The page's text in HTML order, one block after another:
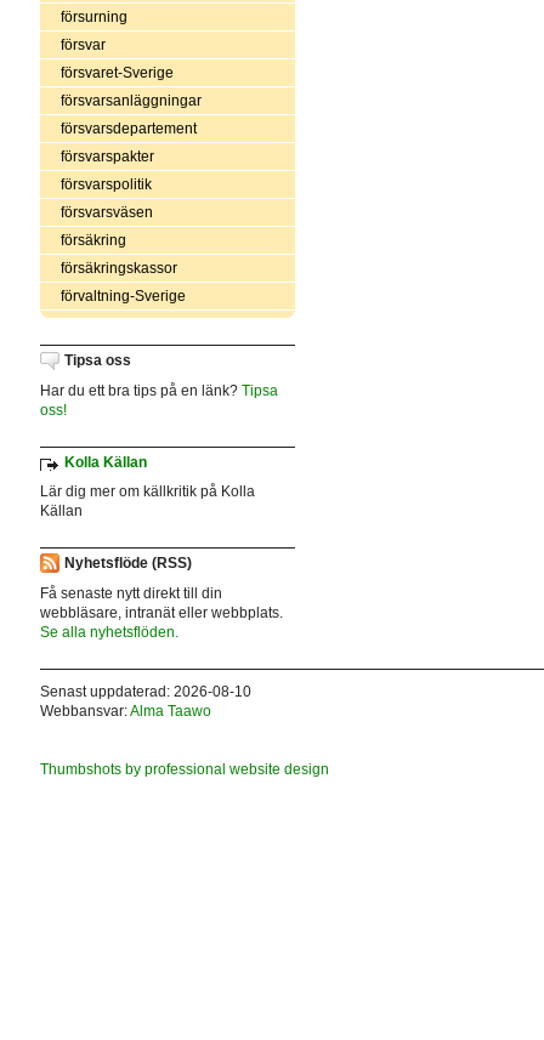
försurning
försvar
försvaret-Sverige
försvarsanläggningar
försvarsdepartement
försvarspakter
försvarspolitik
försvarsväsen
försäkring
försäkringskassor
förvaltning-Sverige
Tipsa oss
Har du ett bra tips på en länk? Tipsa
oss!
Kolla Källan
Lär dig mer om källkritik på Kolla
Källan
Nyhetsflöde (RSS)
Få senaste nytt direkt till din
webbläsare, intranät eller webbplats.
Se alla nyhetsflöden.
Senast uppdaterad: 2026-08-10
Webbansvar:Alma Taawo
Thumbshots by professional website design